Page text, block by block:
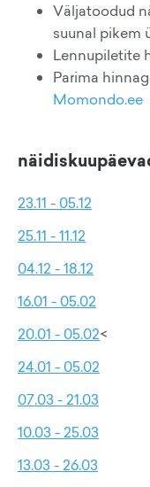
Väljatoodud
suunal pikem
Lennupiletite
Parima
Momondo.ee
23.11 - 05.12
25.11 - 11.12
04.12 - 18.12
16.01 - 05.02
20.01 - 05.02<
24.01 - 05.02
07.03 - 21.03
10.03 - 25.03
13.03 - 26.03